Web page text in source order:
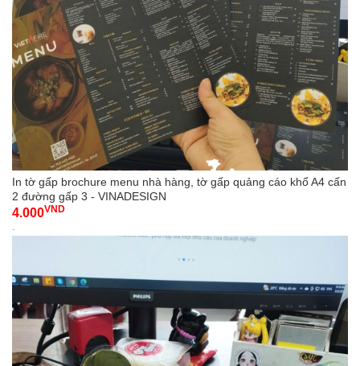
In tờ gấp brochure menu nhà hàng, tờ gấp quảng cáo khổ A4 cấn
2 đường gấp 3 - VINADESIGN
4.000VND
-